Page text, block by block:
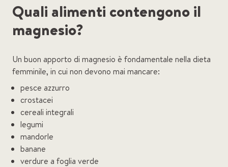
Quali alimenti contengono il
magnesio?
Un buon apporto di magnesio è fondamentale nella dieta
femminile, in cui non devono mai mancare:
pesce azzurro
crostacei
cereali integrali
legumi
mandorle
banane
verdure a foglia verde